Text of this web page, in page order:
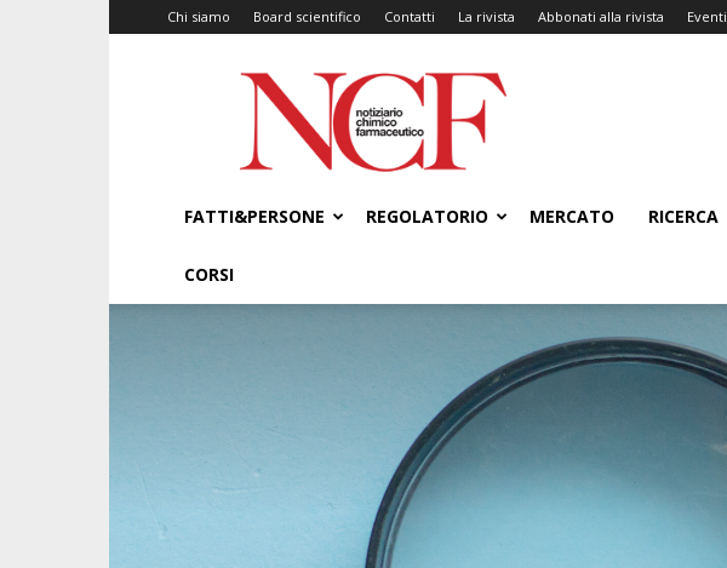
Chi siamo Board scientifico Contatti La rivista Abbonati alla rivista Eventi
NCF
–
Notiziario
Chimico
FATTI&PERSONE
REGOLATORIO MERCATO RICERCA
CORSI